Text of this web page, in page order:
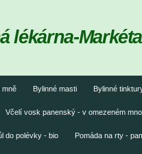
mně Bylinné masti Bylinné
Včelí vosk panenský - v omezeném
do polévky - bio Pomáda na rty -
lékárna-Markéta